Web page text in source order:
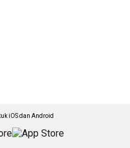
iOS dan Android